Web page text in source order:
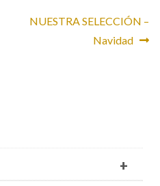
Siguiente:
NUESTRA SELECCIÓN –
Navidad
+